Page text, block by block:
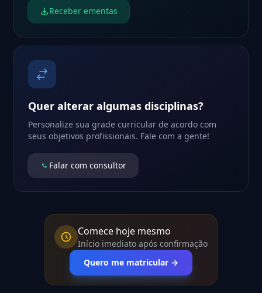
Receber ementas
Quer alterar algumas disciplinas?
Personalize sua grade curricular de acordo com
seus objetivos profissionais. Fale com a gente!
Falar com consultor
Comece hoje mesmo
Início imediato após confirmação
Quero me matricular →